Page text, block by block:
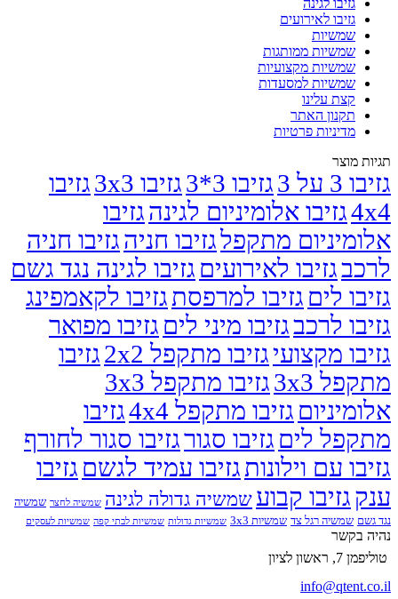
גזיבו לאירועים
שמשיות
שמשיות ממותגות
שמשיות מקצועיות
שמשיות למסעדות
קצת עלינו
תקנון האתר
מדיניות פרטיות
תגיות מוצר
גזיבו 3 על 3 גזיבו 3*3 גזיבו 3x3
גזיבו
4x4גזיבו אלומיניום לגינהגזיבו
אלומיניום מתקפלגזיבו חניהגזיבו חניה
לרכבגזיבו לאירועים גזיבו לגינה נגד גשם
גזיבו לים גזיבו למרפסתגזיבו לקאמפינג
גזיבו לרכבגזיבו מיני לים גזיבו מפואר
גזיבו מקצועיגזיבו מתקפל 2x2
גזיבו
מתקפל 3x3
גזיבו מתקפל 3x3
אלומיניום גזיבו מתקפל 4x4
גזיבו
מתקפל לים גזיבו סגורגזיבו סגור לחורף
גזיבו עם וילונותגזיבו עמיד לגשם גזיבו
ענקגזיבו קבוע שמשיה גדולה לגינה שמשיה לחצר שמשיה
נגד גשם שמשיה רגל צד שמשיות 3x3 שמשיות גדולות שמשיות לבתי קפה שמשיות לעסקים
נהיה בקשר
טוליפמן 7, ראשון לציון
info@qtent.co.il